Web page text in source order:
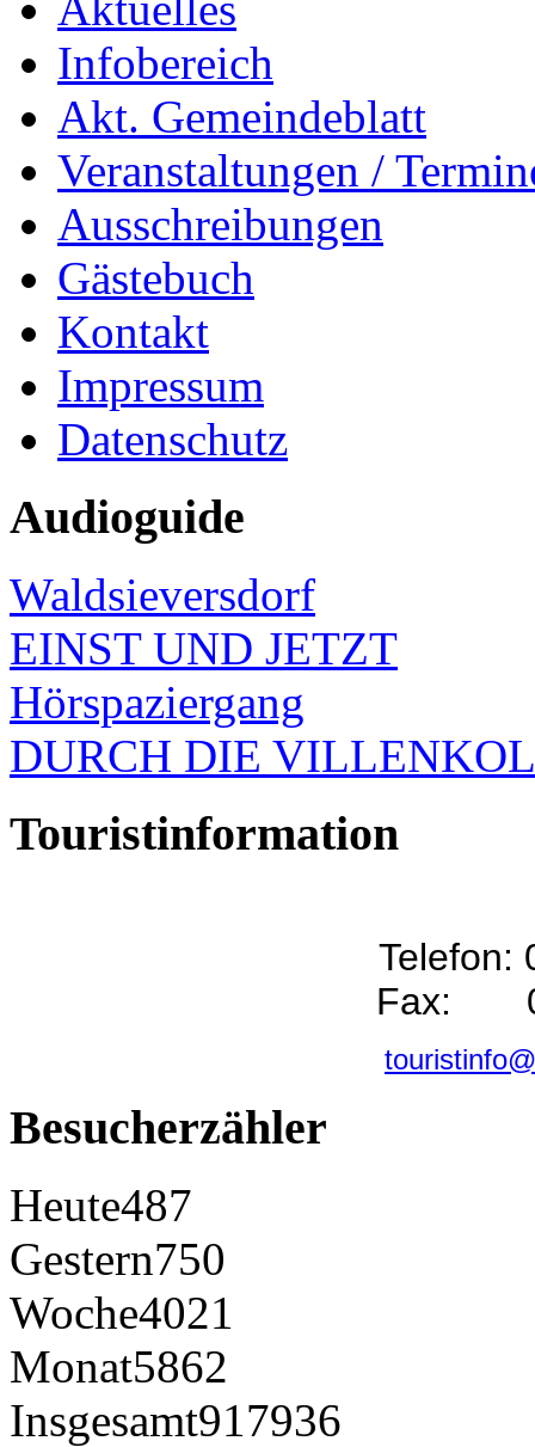
Infobereich
Akt. Gemeindeblatt
Veranstaltungen /
Ausschreibungen
Gästebuch
Kontakt
Impressum
Datenschutz
Audioguide
Waldsieversdorf
EINST UND JETZT
Hörspaziergang
DURCH DIE
Touristinformation
Telefon:
Fax:
Besucherzähler
Heute487
Gestern750
Woche4021
Monat5862
Insgesamt917936